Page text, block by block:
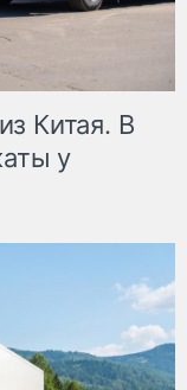
Китая. В
у